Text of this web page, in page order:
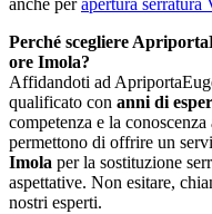
anche perapertura serratura
Perché scegliere
ore Imola?
Affidandoti ad
qualificato con anni di
competenza e la
permettono di offrire un
Imola per la sostituzione
aspettative. Non esitare,
nostri esperti.